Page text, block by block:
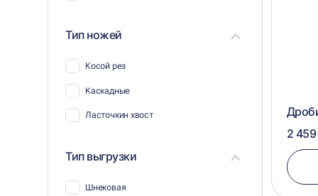
Тип ножей
Косой рез
Каскадные
Ласточкин хвост
Тип выгрузки
Шнековая
2